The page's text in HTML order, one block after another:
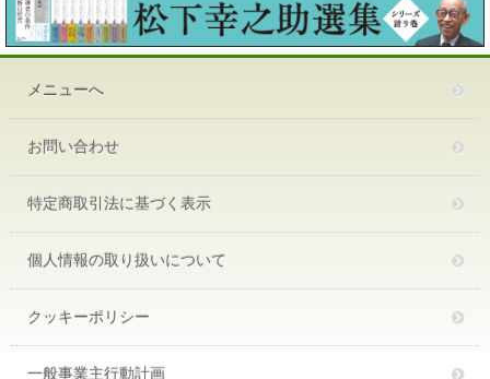
メニューへ
お問い合わせ
特定商取引法に基づく表示
個人情報の取り扱いについて
クッキーポリシー
一般事業主行動計画